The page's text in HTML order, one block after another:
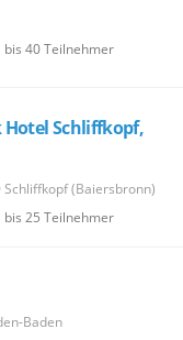
40 Teilnehmer
Schliffkopf,
(Baiersbronn)
25 Teilnehmer
Baden